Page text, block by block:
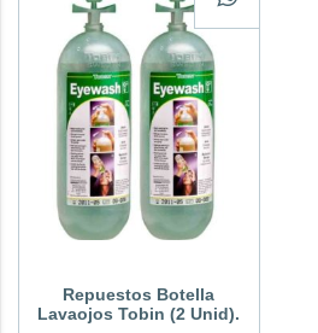
Repuestos Botella
Lavaojos Tobin (2 Unid).